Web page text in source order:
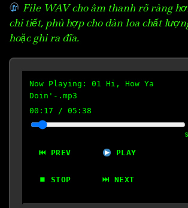
File WAV cho âm thanh rõ ràng
chi tiết, phù hợp cho dàn loa chất
hoặc ghi ra đĩa.
Now Playing: 01 Hi, How Ya
Doin'-.mp3
00:18 / 05:38
⏮ PREV PLAY
⏹ STOP ⏭ NEXT